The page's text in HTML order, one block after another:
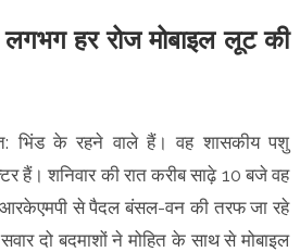
हर रोज मोबाइल लूट की
भिंड के रहने वाले हैं। वह शासकीय पशु
हैं। शनिवार की रात करीब साढ़े 10 बजे वह
से पैदल बंसल-वन की तरफ जा रहे
दो बदमाशों ने मोहित के साथ से मोबाइल